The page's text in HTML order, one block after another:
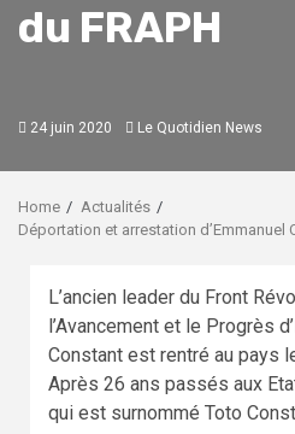
du FRAPH
24 juin 2020 Le Quotidien News
Home
Actualités
Déportation et arrestation d’Emmanuel
L’ancien leader du Front
l’Avancement et le Progrès
Constant est rentré au pays
Après 26 ans passés aux
qui est surnommé Toto